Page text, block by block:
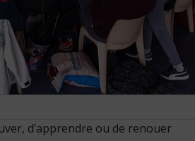
d’apprendre ou de renouer